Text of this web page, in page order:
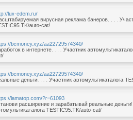
lux-edem.ru/
вирусная реклама банеров. . . .
auto-cat/
bcmoney.xyz/aa22729574340/
в интернете. . . . Участник
bcmoney.xyz/aa22729574340/
деньги. . . . Участник автомультикаталога
lamatop.com/?r=61093
расширение и зарабатывай реальные
TESTIC95.TK/auto-cat/